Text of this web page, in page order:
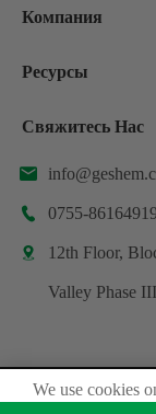
Компания
Ресурсы
Свяжитесь Нас

 0755-
 12th Floor,
Valley Phase
Авторские
We use cookies